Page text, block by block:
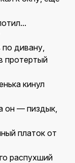
по дивану,
протертый
кинул
он — пиздык,
платок от
распухший